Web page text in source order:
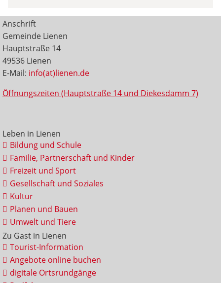
Anschrift
Gemeinde Lienen
Hauptstraße 14
49536 Lienen
E-Mail: info(at)lienen.de
Öffnungszeiten (Hauptstraße 14 und Diekesdamm 7)
Leben in Lienen
Bildung und Schule
Familie, Partnerschaft und Kinder
Freizeit und Sport
Gesellschaft und Soziales
Kultur
Planen und Bauen
Umwelt und Tiere
Zu Gast in Lienen
Tourist-Information
Angebote online buchen
digitale Ortsrundgänge